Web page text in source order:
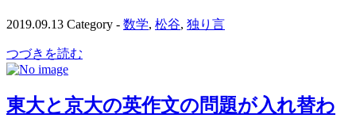
2019.09.13 Category - 数学, 松谷, 独り言
つづきを読む
東大と京大の英作文の問題が入れ替わ